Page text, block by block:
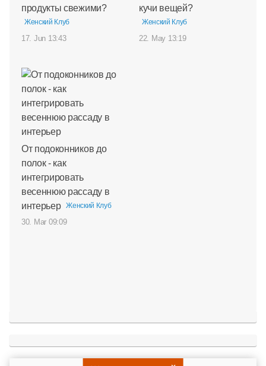
продукты свежими?
Женский Клуб
17. Jun 13:43
кучи вещей?
Женский Клуб
22. May 13:19
От подоконников до
полок - как
интегрировать
весеннюю рассаду в
интерьер
Женский Клуб
30. Mar 09:09